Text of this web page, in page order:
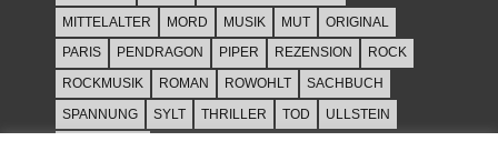
MITTELALTER
MORD MUSIK MUT
ORIGINAL
PARIS
PENDRAGON PIPER REZENSION
ROCK
ROCKMUSIK
ROMAN ROWOHLT
SACHBUCH
SPANNUNG
SYLT THRILLER TOD
ULLSTEIN